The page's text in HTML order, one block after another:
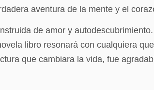
aventura de la mente y el
de amor y
libro resonará con cualquiera
que cambiara la vida, fue